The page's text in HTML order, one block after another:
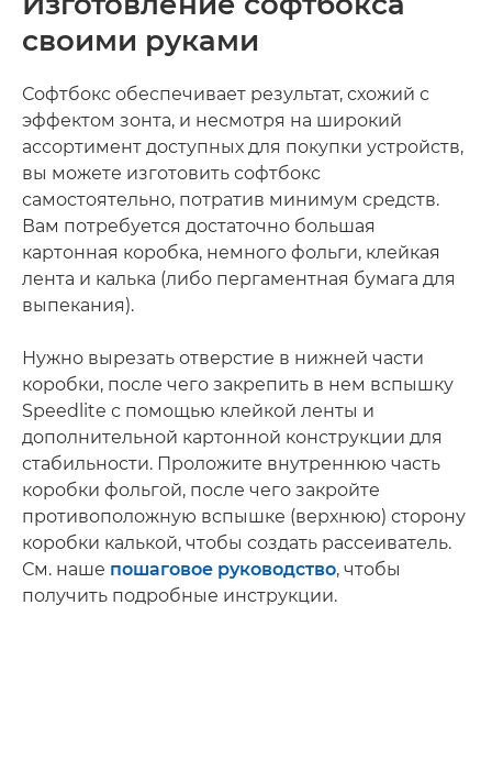
своими руками
Софтбокс обеспечивает результат, схожий с
эффектом зонта, и несмотря на широкий
ассортимент доступных для покупки устройств,
вы можете изготовить софтбокс
самостоятельно, потратив минимум средств.
Вам потребуется достаточно большая
картонная коробка, немного фольги, клейкая
лента и калька (либо пергаментная бумага для
выпекания).
Нужно вырезать отверстие в нижней части
коробки, после чего закрепить в нем вспышку
Speedlite с помощью клейкой ленты и
дополнительной картонной конструкции для
стабильности. Проложите внутреннюю часть
коробки фольгой, после чего закройте
противоположную вспышке (верхнюю) сторону
коробки калькой, чтобы создать рассеиватель.
См. наше пошаговое руководство, чтобы
получить подробные инструкции.